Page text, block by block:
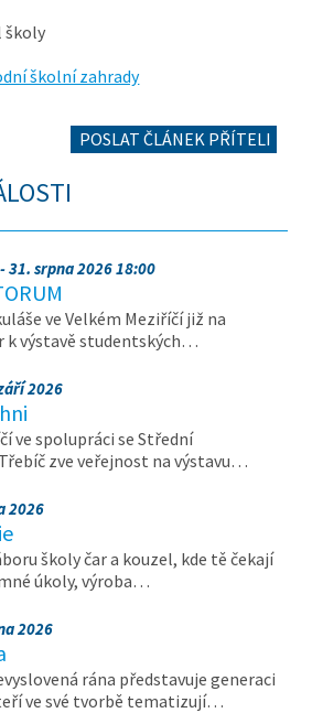
školy
školní zahrady
POSLAT ČLÁNEK PŘÍTELI
31. srpna 2026 18:00
ve Velkém Meziříčí již na
k výstavě studentských…
2026
ve spolupráci se Střední
zve veřejnost na výstavu…
2026
školy čar a kouzel, kde tě čekají
úkoly, výroba…
2026
rána představuje generaci
ve své tvorbě tematizují…